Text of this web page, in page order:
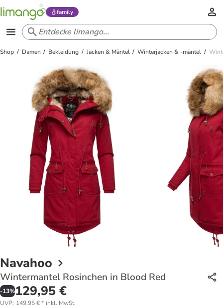
family
Shop Damen Bekleidung Jacken & Mäntel Winterjacken & -mäntel
Navahoo
Wintermantel Rosinchen in Blood Red
-13%129,95 €
UVP: 149,95 €* inkl. MwSt.